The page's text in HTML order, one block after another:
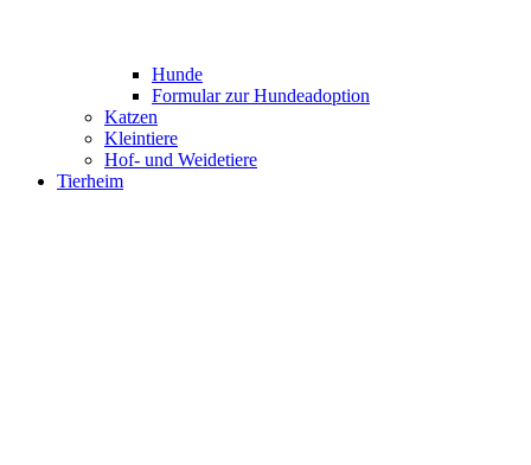
Hunde
Formular zur Hundeadoption
Katzen
Kleintiere
Hof- und Weidetiere
Tierheim